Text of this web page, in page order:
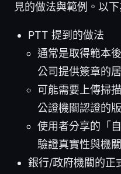
見的做法與範例。以
PTT 提到的做法
通常是取得範本
公司提供簽章的
可能需要上傳掃
公證機關認證的
使用者分享的「
驗證真實性與機
銀行/政府機關的正